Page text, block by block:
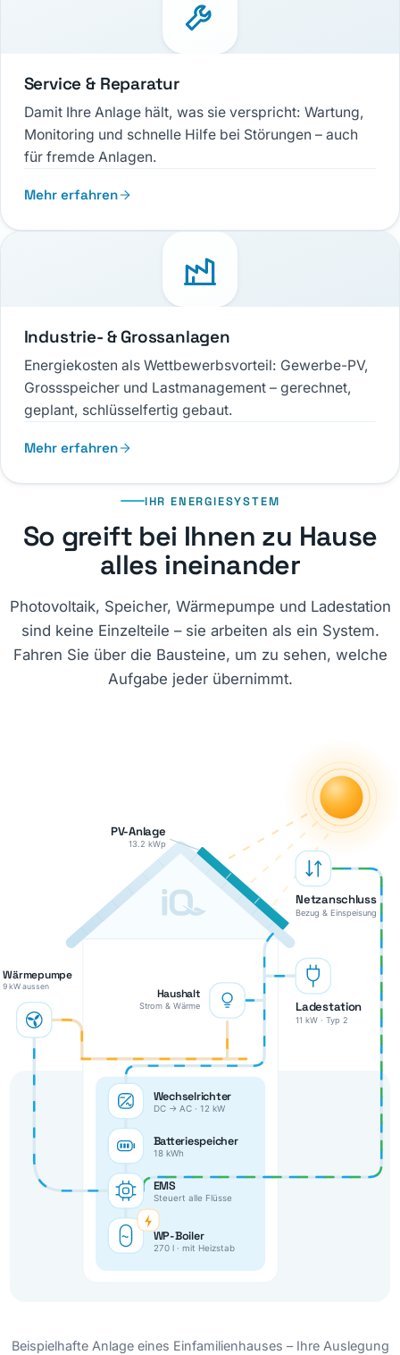
Service & Reparatur
Damit Ihre Anlage hält, was sie verspricht: Wartung,
Monitoring und schnelle Hilfe bei Störungen – auch
für fremde Anlagen.
Mehr erfahren
Industrie- & Grossanlagen
Energiekosten als Wettbewerbsvorteil: Gewerbe-PV,
Grossspeicher und Lastmanagement – gerechnet,
geplant, schlüsselfertig gebaut.
Mehr erfahren
IHR ENERGIESYSTEM
So greift bei Ihnen zu Hause
alles ineinander
Photovoltaik, Speicher, Wärmepumpe und Ladestation
sind keine Einzelteile – sie arbeiten als ein System.
Fahren Sie über die Bausteine, um zu sehen, welche
Aufgabe jeder übernimmt.
Netzanschluss
Bezug & Einspeisung
Ladestation
11 kW · Typ 2
Wärmepumpe
9 kW aussen
PV-Anlage
13.2 kWp
Haushalt
Strom & Wärme
Wechselrichter
DC → AC · 12 kW
Batteriespeicher
18 kWh
EMS
Steuert alle Flüsse
WP-Boiler
270 l · mit Heizstab
Beispielhafte Anlage eines Einfamilienhauses – Ihre Auslegung